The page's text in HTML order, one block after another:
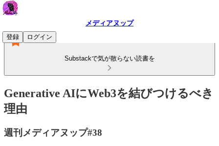
メディアヌップ
登録
ログイン
Substackで気が散らない読書を
Generative AIにWeb3を結びつけるべき
理由
週刊メディアヌップ#38